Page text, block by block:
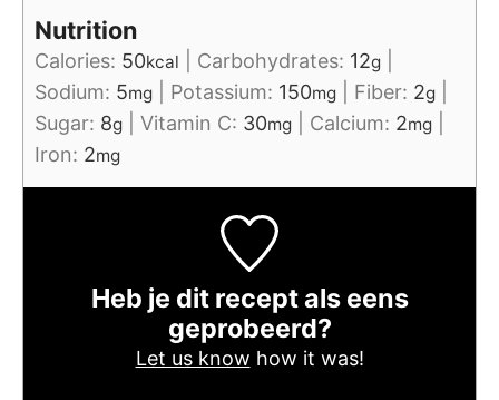
Nutrition
Calories: 50kcal Carbohydrates: 12g
Sodium: 5mg Potassium: 150mg Fiber: 2g
Sugar: 8g Vitamin C: 30mg Calcium: 2mg
Iron: 2mg
Heb je dit recept als eens
geprobeerd?
Let us know how it was!